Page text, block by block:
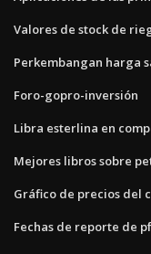
Valores de stock de
Perkembangan harga
Foro-gopro-inversión
Libra esterlina en
Mejores libros sobre
Gráfico de precios del
Fechas de reporte de